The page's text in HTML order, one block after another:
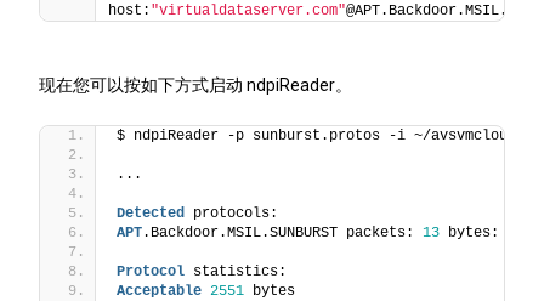
host: "virtualdataserver.com"
现在您可以按如下方式启动 ndpiReader。
$ ndpiReader -p sunburst.protos -i ~/
...
Detected
protocols:
APT.Backdoor.MSIL.SUNBURST packets: 13 bytes:
Protocol statistics:
Acceptable 2551 bytes